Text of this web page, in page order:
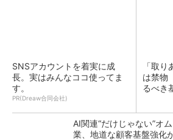
SNSアカウントを着実に成
長。実はみんなココ使ってま
す。
PR(Dreaw合同会社)
「取り
は禁物
るべき
AI関連“だけじゃない”オ
業、地道な顧客基盤強化